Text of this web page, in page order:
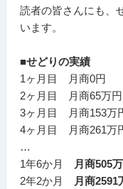
読者の皆さんにも、
います。
■せどりの実績
1ヶ月目 月商0円
2ヶ月目 月商65万円
3ヶ月目 月商153万
4ヶ月目 月商261万
…
1年6か月
月商505
2年2か月
月商2591